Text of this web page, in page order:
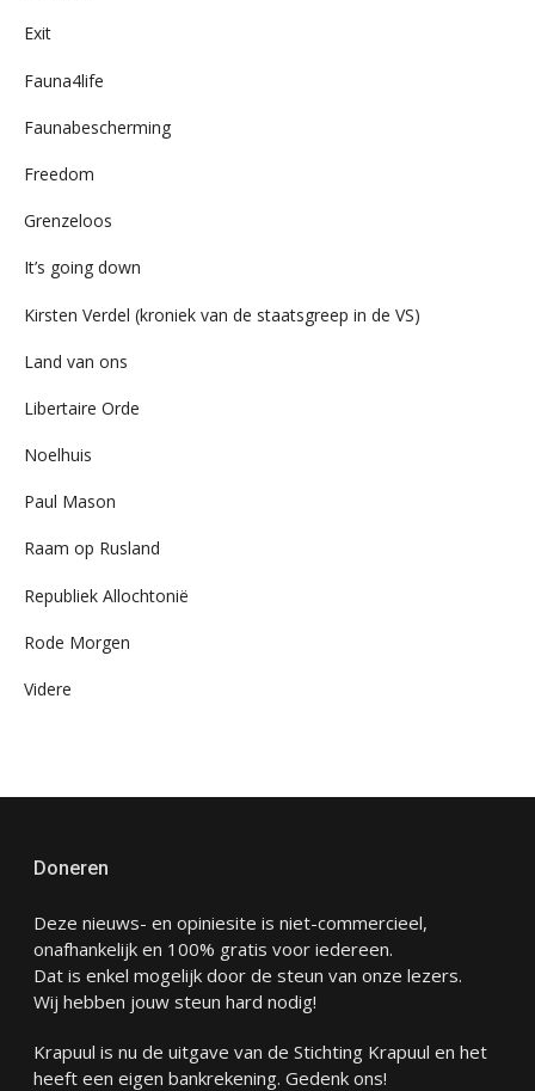
Exit
Fauna4life
Faunabescherming
Freedom
Grenzeloos
It’s going down
Kirsten Verdel (kroniek van de staatsgreep in de VS)
Land van ons
Libertaire Orde
Noelhuis
Paul Mason
Raam op Rusland
Republiek Allochtonië
Rode Morgen
Videre
Doneren
Deze nieuws- en opiniesite is niet-commercieel,
onafhankelijk en 100% gratis voor iedereen.
Dat is enkel mogelijk door de steun van onze lezers.
Wij hebben jouw steun hard nodig!
Krapuul is nu de uitgave van de Stichting Krapuul en het
heeft een eigen bankrekening. Gedenk ons!